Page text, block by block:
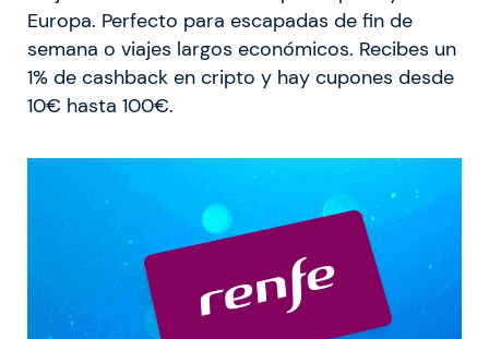
Europa. Perfecto para escapadas de fin de
semana o viajes largos económicos. Recibes un
1% de cashback en cripto y hay cupones desde
10€ hasta 100€.